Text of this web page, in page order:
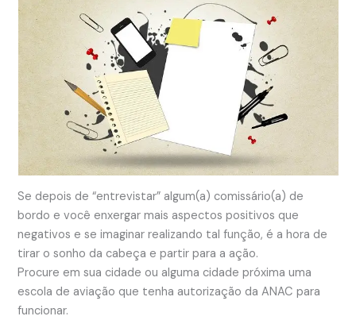
Se depois de “entrevistar” algum(a) comissário(a) de
bordo e você enxergar mais aspectos positivos que
negativos e se imaginar realizando tal função, é a hora de
tirar o sonho da cabeça e partir para a ação.
Procure em sua cidade ou alguma cidade próxima uma
escola de aviação que tenha autorização da ANAC para
funcionar.